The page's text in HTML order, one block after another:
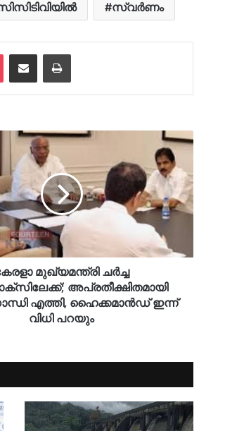
സ്വർണം
Pocket Share via Email Print
മുഖ്യമന്ത്രി ചർച്ച
അപ്രതീക്ഷിതമായി
എത്തി, ഹൈക്കമാൻഡ് ഇന്ന്
വിധി പറയും